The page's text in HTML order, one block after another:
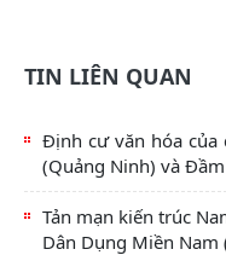
TIN LIÊN QUAN
Định cư văn hóa của
(Quảng Ninh) và
Tản mạn kiến trúc
Dân Dụng Miền Nam